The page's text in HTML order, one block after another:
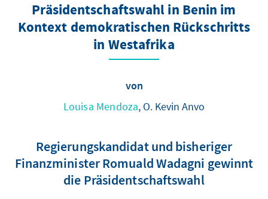
Präsidentschaftswahl in Benin im
Kontext demokratischen Rückschritts
in Westafrika
von
Louisa Mendoza, O. Kevin Anvo
Regierungskandidat und bisheriger
Finanzminister Romuald Wadagni gewinnt
die Präsidentschaftswahl